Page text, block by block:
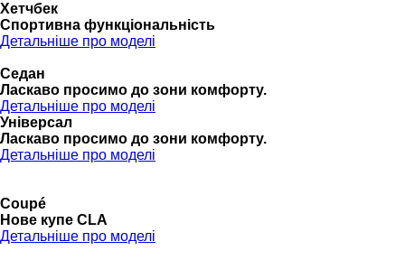
Хетчбек
Спортивна функціональність
Детальніше про моделі
Седан
Ласкаво просимо до зони комфорту.
Детальніше про моделі
Універсал
Ласкаво просимо до зони комфорту.
Детальніше про моделі
Coupé
Нове купе CLA
Детальніше про моделі